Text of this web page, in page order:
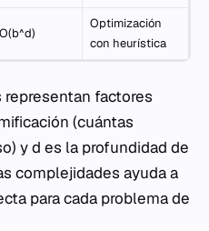
O(b^d)
Optimización
con heurística
factores
(cuántas
yd es la profundidad de
complejidades ayuda a
para cada problema de